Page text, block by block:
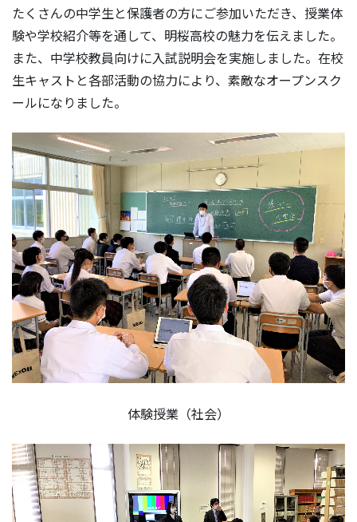
たくさんの中学生と保護者の方にご参加いただき、授業体
験や学校紹介等を通して、明桜高校の魅力を伝えました。
また、中学校教員向けに入試説明会を実施しました。在校
生キャストと各部活動の協力により、素敵なオープンスク
ールになりました。
体験授業（社会）